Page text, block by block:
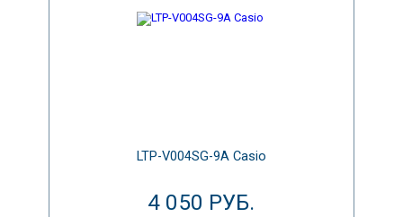
LTP-V004SG-9A Casio
4 050 РУБ.